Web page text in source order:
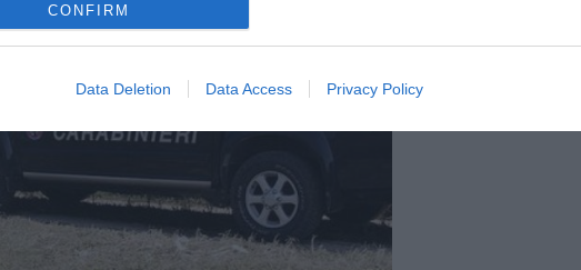
CONFIRM
Data Deletion Data Access Privacy Policy